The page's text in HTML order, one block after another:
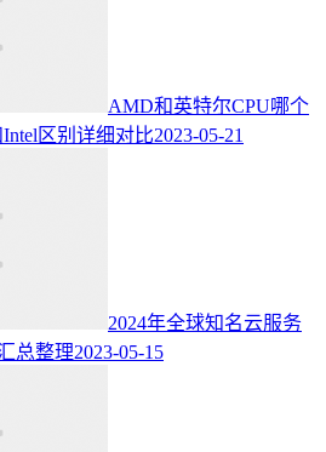
AMD和英特尔CPU哪个
区别详细对比2023-05-21
2024年全球知名云服务
总整理2023-05-15